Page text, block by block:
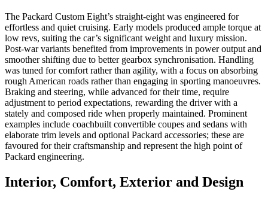
The Packard Custom Eight’s straight-eight was engineered for
effortless and quiet cruising. Early models produced ample torque at
low revs, suiting the car’s significant weight and luxury mission.
Post-war variants benefited from improvements in power output and
smoother shifting due to better gearbox synchronisation. Handling
was tuned for comfort rather than agility, with a focus on absorbing
rough American roads rather than engaging in sporting manoeuvres.
Braking and steering, while advanced for their time, require
adjustment to period expectations, rewarding the driver with a
stately and composed ride when properly maintained. Prominent
examples include coachbuilt convertible coupes and sedans with
elaborate trim levels and optional Packard accessories; these are
favoured for their craftsmanship and represent the high point of
Packard engineering.
Interior, Comfort, Exterior and Design